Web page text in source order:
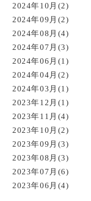
2024年10月(2)
2024年09月(2)
2024年08月(4)
2024年07月(3)
2024年06月(1)
2024年04月(2)
2024年03月(1)
2023年12月(1)
2023年11月(4)
2023年10月(2)
2023年09月(3)
2023年08月(3)
2023年07月(6)
2023年06月(4)